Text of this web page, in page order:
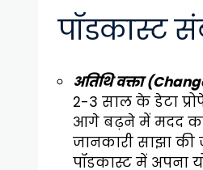
पॉडकास्ट
अतिथि वक्ता
2-3 साल के डेटा
आगे बढ़ने में मदद
जानकारी साझा
पॉडकास्ट में अपना